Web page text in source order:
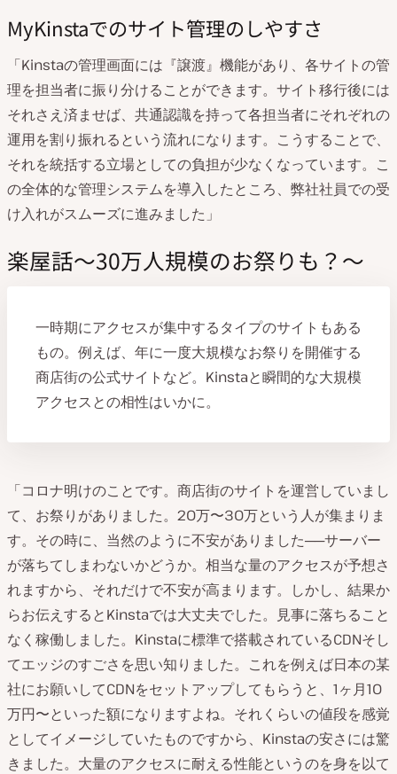
MyKinstaでのサイト管理のしやすさ
「Kinstaの管理画面には『譲渡』機能があり、各サイトの管
理を担当者に振り分けることができます。サイト移行後には
それさえ済ませば、共通認識を持って各担当者にそれぞれの
運用を割り振れるという流れになります。こうすることで、
それを統括する立場としての負担が少なくなっています。こ
の全体的な管理システムを導入したところ、弊社社員での受
け入れがスムーズに進みました」
楽屋話〜30万人規模のお祭りも？〜
一時期にアクセスが集中するタイプのサイトもある
もの。例えば、年に一度大規模なお祭りを開催する
商店街の公式サイトなど。Kinstaと瞬間的な大規模
アクセスとの相性はいかに。
「コロナ明けのことです。商店街のサイトを運営していまし
て、お祭りがありました。20万〜30万という人が集まりま
す。その時に、当然のように不安がありました──サーバー
が落ちてしまわないかどうか。相当な量のアクセスが予想さ
れますから、それだけで不安が高まります。しかし、結果か
らお伝えするとKinstaでは大丈夫でした。見事に落ちること
なく稼働しました。Kinstaに標準で搭載されているCDNそし
てエッジのすごさを思い知りました。これを例えば日本の某
社にお願いしてCDNをセットアップしてもらうと、1ヶ月10
万円〜といった額になりますよね。それくらいの値段を感覚
としてイメージしていたものですから、Kinstaの安さには驚
きました。大量のアクセスに耐える性能というのを身を以て